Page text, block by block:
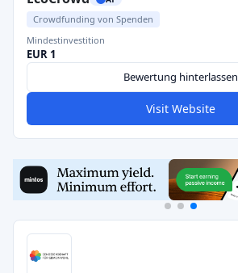
Crowdfunding von Spenden
Mindestinvestition
EUR 1
Bewertung hinterlassen
Visit Website